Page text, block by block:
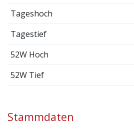
Tageshoch
Tagestief
52W Hoch
52W Tief
Stammdaten